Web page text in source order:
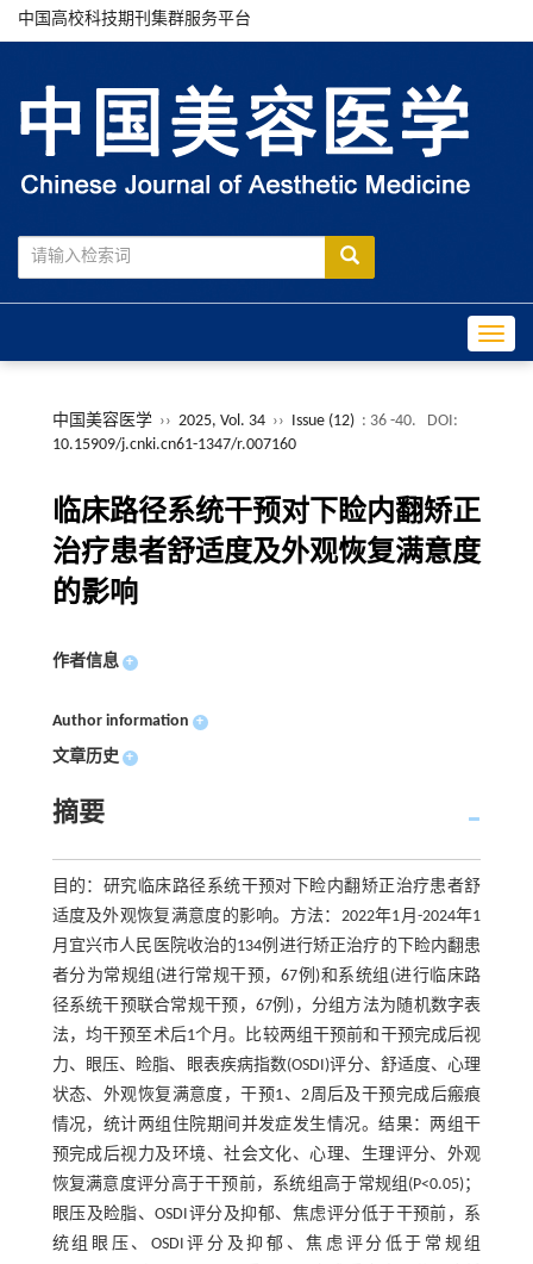
中国高校科技期刊集群服务平台
中国美容医学 ›› 2025, Vol. 34 ›› Issue (12) : 36 -40.
DOI:
10.15909/j.cnki.cn61-1347/r.007160
临床路径系统干预对下睑内翻矫正
治疗患者舒适度及外观恢复满意度
的影响
作者信息 +
Author information +
文章历史 +
摘要
目的：研究临床路径系统干预对下睑内翻矫正治疗患者舒
适度及外观恢复满意度的影响。方法：2022年1月-2024年1
月宜兴市人民医院收治的134例进行矫正治疗的下睑内翻患
者分为常规组(进行常规干预，67例)和系统组(进行临床路
径系统干预联合常规干预，67例)，分组方法为随机数字表
法，均干预至术后1个月。比较两组干预前和干预完成后视
力、眼压、睑脂、眼表疾病指数(OSDI)评分、舒适度、心理
状态、外观恢复满意度，干预1、2周后及干预完成后瘢痕
情况，统计两组住院期间并发症发生情况。结果：两组干
预完成后视力及环境、社会文化、心理、生理评分、外观
恢复满意度评分高于干预前，系统组高于常规组(P<0.05)；
眼压及睑脂、OSDI评分及抑郁、焦虑评分低于干预前，系
统组眼压、OSDI评分及抑郁、焦虑评分低于常规组